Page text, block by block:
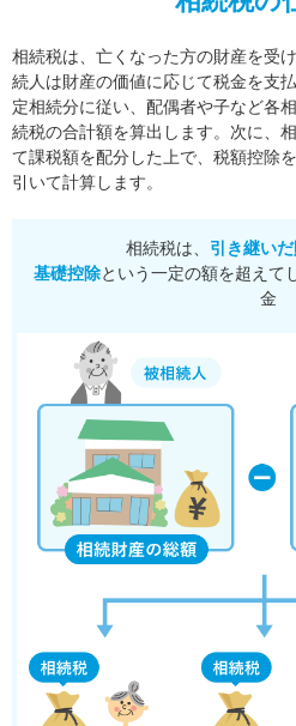
相続税は、亡くなった方の財産を受
続人は財産の価値に応じて税金を支払
定相続分に従い、配偶者や子など各
続税の合計額を算出します。 次に、
て課税額を配分した上で、税額控除
引いて計算します。
相続税は、 引き継い
基礎控除という一定の額を超えて
金